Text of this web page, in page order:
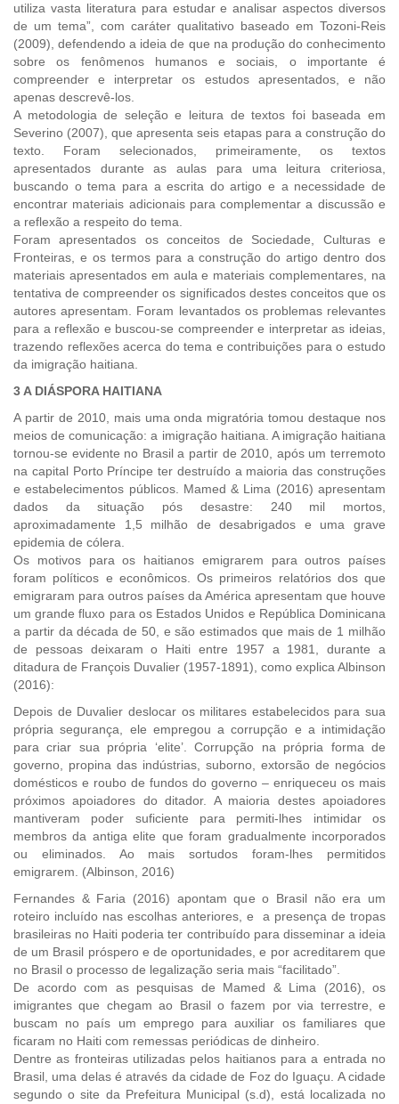
utiliza vasta literatura para estudar e analisar aspectos diversos
de um tema”, com caráter qualitativo baseado em Tozoni-Reis
(2009), defendendo a ideia de que na produção do conhecimento
sobre os fenômenos humanos e sociais, o importante é
compreender e interpretar os estudos apresentados, e não
apenas descrevê-los.
A metodologia de seleção e leitura de textos foi baseada em
Severino (2007), que apresenta seis etapas para a construção do
texto. Foram selecionados, primeiramente, os textos
apresentados durante as aulas para uma leitura criteriosa,
buscando o tema para a escrita do artigo e a necessidade de
encontrar materiais adicionais para complementar a discussão e
a reflexão a respeito do tema.
Foram apresentados os conceitos de Sociedade, Culturas e
Fronteiras, e os termos para a construção do artigo dentro dos
materiais apresentados em aula e materiais complementares, na
tentativa de compreender os significados destes conceitos que os
autores apresentam. Foram levantados os problemas relevantes
para a reflexão e buscou-se compreender e interpretar as ideias,
trazendo reflexões acerca do tema e contribuições para o estudo
da imigração haitiana.
3 A DIÁSPORA HAITIANA
A partir de 2010, mais uma onda migratória tomou destaque nos
meios de comunicação: a imigração haitiana. A imigração haitiana
tornou-se evidente no Brasil a partir de 2010, após um terremoto
na capital Porto Príncipe ter destruído a maioria das construções
e estabelecimentos públicos. Mamed & Lima (2016) apresentam
dados da situação pós desastre: 240 mil mortos,
aproximadamente 1,5 milhão de desabrigados e uma grave
epidemia de cólera.
Os motivos para os haitianos emigrarem para outros países
foram políticos e econômicos. Os primeiros relatórios dos que
emigraram para outros países da América apresentam que houve
um grande fluxo para os Estados Unidos e República Dominicana
a partir da década de 50, e são estimados que mais de 1 milhão
de pessoas deixaram o Haiti entre 1957 a 1981, durante a
ditadura de François Duvalier (1957-1891), como explica Albinson
(2016):
Depois de Duvalier deslocar os militares estabelecidos para sua
própria segurança, ele empregou a corrupção e a intimidação
para criar sua própria ‘elite’. Corrupção na própria forma de
governo, propina das indústrias, suborno, extorsão de negócios
domésticos e roubo de fundos do governo – enriqueceu os mais
próximos apoiadores do ditador. A maioria destes apoiadores
mantiveram poder suficiente para permiti-lhes intimidar os
membros da antiga elite que foram gradualmente incorporados
ou eliminados. Ao mais sortudos foram-lhes permitidos
emigrarem. (Albinson, 2016)
Fernandes & Faria (2016) apontam que o Brasil não era um
roteiro incluído nas escolhas anteriores, e a presença de tropas
brasileiras no Haiti poderia ter contribuído para disseminar a ideia
de um Brasil próspero e de oportunidades, e por acreditarem que
no Brasil o processo de legalização seria mais “facilitado”.
De acordo com as pesquisas de Mamed & Lima (2016), os
imigrantes que chegam ao Brasil o fazem por via terrestre, e
buscam no país um emprego para auxiliar os familiares que
ficaram no Haiti com remessas periódicas de dinheiro.
Dentre as fronteiras utilizadas pelos haitianos para a entrada no
Brasil, uma delas é através da cidade de Foz do Iguaçu. A cidade
segundo o site da Prefeitura Municipal (s.d), está localizada no